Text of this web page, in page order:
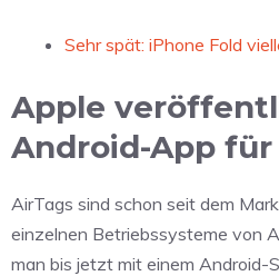
Sehr spät: iPhone Fold
Apple
Android-App für
AirTags sind schon seit dem
einzelnen Betriebssysteme von
man bis jetzt mit einem Android-